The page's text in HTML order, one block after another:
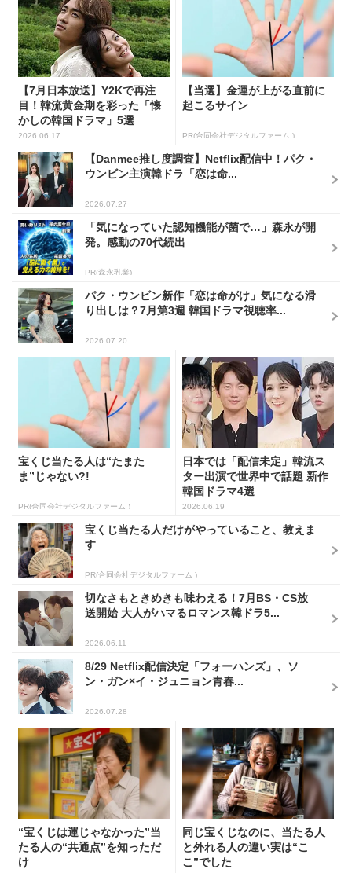
【7月日本放送】Y2Kで再注
目！韓流黄金期を彩った「懐
かしの韓国ドラマ」5選
2026.06.17
【当選】金運が上がる直前に
起こるサイン
PR(合同会社デジタルファーム )
【Danmee推し度調査】Netflix配信中！パク・
ウンビン主演韓ドラ「恋は命...
2026.07.27
「気になっていた認知機能が菌で…」森永が開
発。感動の70代続出
PR(森永乳業)
パク・ウンビン新作「恋は命がけ」気になる滑
り出しは？7月第3週 韓国ドラマ視聴率...
2026.07.20
宝くじ当たる人は“たまた
ま”じゃない?!
PR(合同会社デジタルファーム )
日本では「配信未定」韓流ス
ター出演で世界中で話題 新作
韓国ドラマ4選
2026.06.19
宝くじ当たる人だけがやっていること、教えま
す
PR(合同会社デジタルファーム )
切なさもときめきも味わえる！7月BS・CS放
送開始 大人がハマるロマンス韓ドラ5...
2026.06.11
8/29 Netflix配信決定「フォーハンズ」、ソ
ン・ガン×イ・ジュニョン青春...
2026.07.28
“宝くじは運じゃなかった”当
たる人の“共通点”を知っただ
け
同じ宝くじなのに、当たる人
と外れる人の違い実は“こ
こ”でした